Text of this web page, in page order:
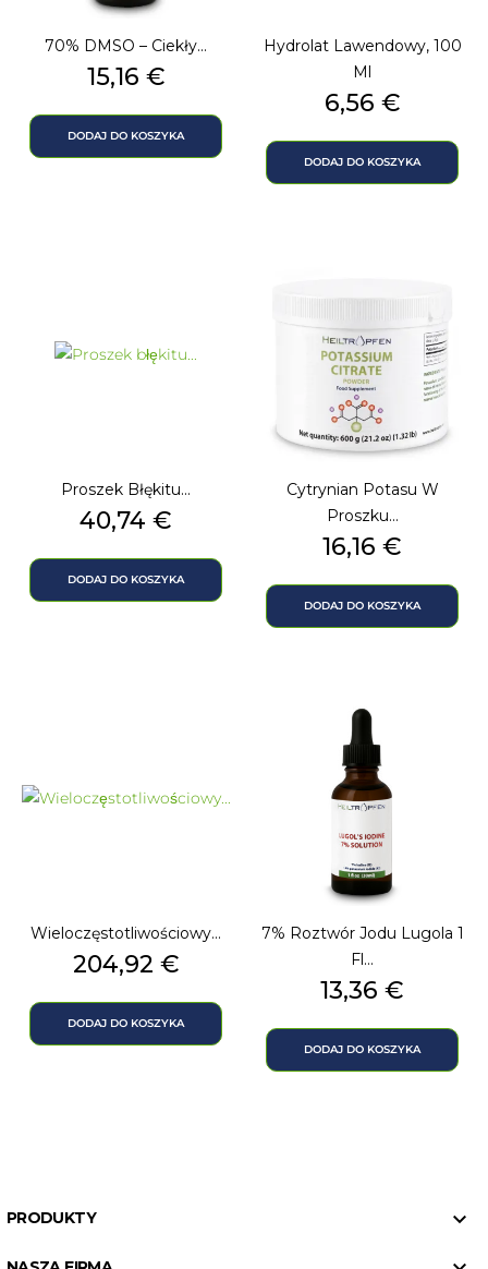
70% DMSO – Ciekły...
Cena
15,16 €
DODAJ DO KOSZYKA
Hydrolat Lawendowy, 100
Ml
Cena
6,56 €
DODAJ DO KOSZYKA
Proszek Błękitu...
Cena
40,74 €
DODAJ DO KOSZYKA
Cytrynian Potasu W
Proszku...
Cena
16,16 €
DODAJ DO KOSZYKA
Wieloczęstotliwościowy...
Cena
204,92 €
DODAJ DO KOSZYKA
7% Roztwór Jodu Lugola 1
Fl...
Cena
13,36 €
DODAJ DO KOSZYKA
PRODUKTY 